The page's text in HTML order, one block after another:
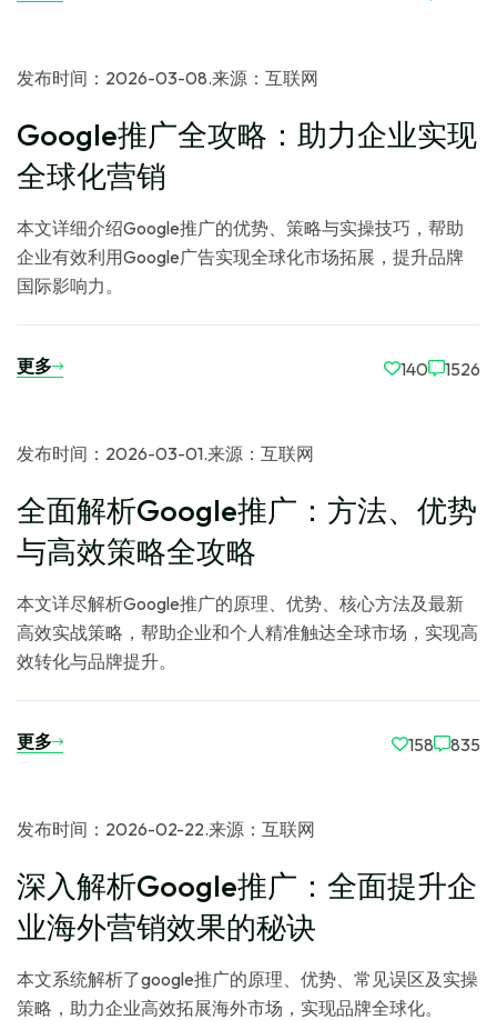
发布时间：2026-03-08.来源：互联网
Google推广全攻略：助力企业实现
全球化营销
本文详细介绍Google推广的优势、策略与实操技巧，帮助
企业有效利用Google广告实现全球化市场拓展，提升品牌
国际影响力。
更多 140 1526
发布时间：2026-03-01.来源：互联网
全面解析Google推广：方法、优势
与高效策略全攻略
本文详尽解析Google推广的原理、优势、核心方法及最新
高效实战策略，帮助企业和个人精准触达全球市场，实现高
效转化与品牌提升。
更多 158 835
发布时间：2026-02-22.来源：互联网
深入解析Google推广：全面提升企
业海外营销效果的秘诀
本文系统解析了google推广的原理、优势、常见误区及实操
策略，助力企业高效拓展海外市场，实现品牌全球化。